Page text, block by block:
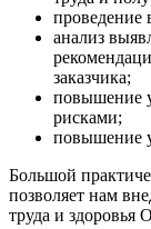
проведение
анализ
заказчика;
повышение
рисками;
повышение
Большой
позволяет нам
труда и здоровья